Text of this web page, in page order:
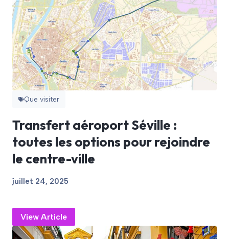
Que visiter
Transfert aéroport Séville :
toutes les options pour rejoindre
le centre-ville
juillet 24, 2025
View Article